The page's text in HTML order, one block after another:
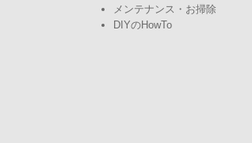
メンテナンス・お掃除
DIYのHowTo